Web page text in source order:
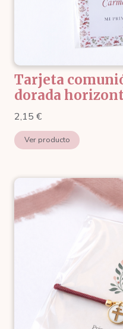
Tarjeta
dorada
2,15 €
Ver producto